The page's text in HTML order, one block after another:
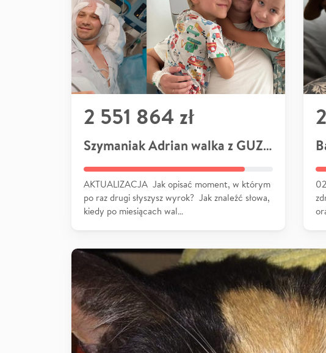
2 551 864 zł
Szymaniak Adrian walka z GUZEM
AKTUALIZACJA Jak opisać moment, w którym
po raz drugi słyszysz wyrok? Jak znaleźć słowa,
kiedy po miesiącach wal…